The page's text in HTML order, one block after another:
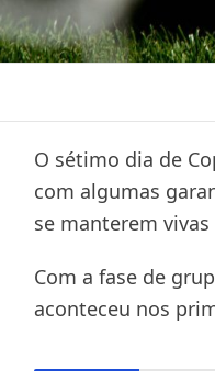
O sétimo dia de
com algumas
se manterem
Com a fase de
aconteceu nos